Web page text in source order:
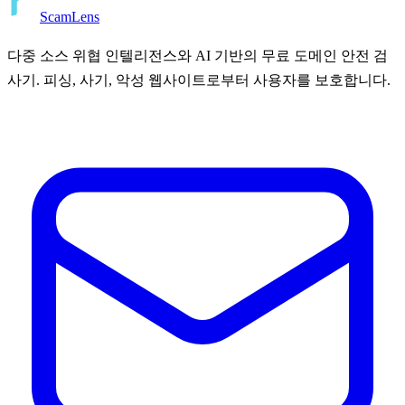
ScamLens
다중 소스 위협 인텔리전스와 AI 기반의 무료 도메인 안전 검
사기. 피싱, 사기, 악성 웹사이트로부터 사용자를 보호합니다.